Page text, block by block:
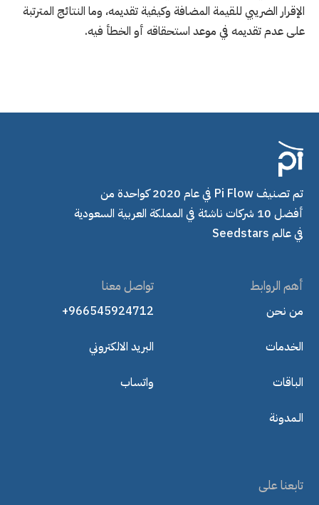
الإقرار الضريبي للقيمة المضافة وكيفية تقديمه، وما النتائج المترتبة
على عدم تقديمه في موعد استحقاقه أو الخطأ فيه.
تم تصنيف Pi Flow في عام 2020 كواحدة من
أفضل 10 شركات ناشئة في المملكة العربية السعودية
في عالم Seedstars
أهم الروابط
من نحن
الخدمات
الباقات
الـمدونة
تواصل معنا
+966545924712
البريد الالكتروني
واتساب
تابعنا على